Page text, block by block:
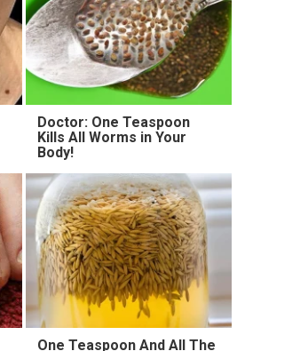
Doctor: One Teaspoon
Kills All Worms in Your
Body!
One Teaspoon And All The